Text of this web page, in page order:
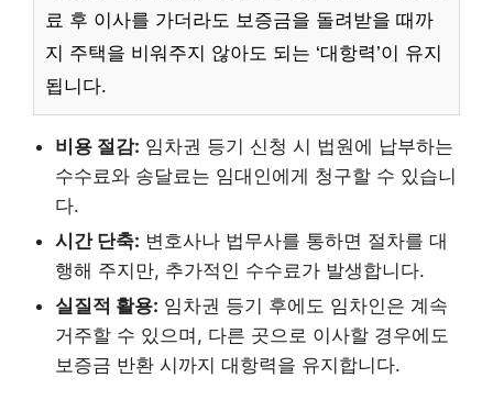
료 후 이사를 가더라도 보증금을 돌려받을 때까
지 주택을 비워주지 않아도 되는 ‘대항력’이 유지
됩니다.
비용 절감: 임차권 등기 신청 시 법원에 납부하는
수수료와 송달료는 임대인에게 청구할 수 있습니
다.
시간 단축: 변호사나 법무사를 통하면 절차를 대
행해 주지만, 추가적인 수수료가 발생합니다.
실질적 활용: 임차권 등기 후에도 임차인은 계속
거주할 수 있으며, 다른 곳으로 이사할 경우에도
보증금 반환 시까지 대항력을 유지합니다.